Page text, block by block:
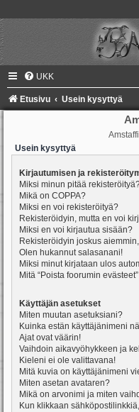
UKK
Etusivu Usein kysyttyä
Usein kysyttyä
Kirjautumisen ja
Miksi minun pitää
Mikä on COPPA?
Miksi en voi rekisteröityä?
Rekisteröidyin, mutta en voi
Miksi en voi kirjautua sisään?
Rekisteröidyin joskus
Olen hukannut salasanani!
Miksi minut kirjataan ulos
Mitä “Poista foorumin
Käyttäjän asetukset
Miten muutan asetuksiani?
Kuinka estän käyttäjänimeni
Ajat ovat väärin!
Vaihdoin aikavyöhykkeen ja
Kieleni ei ole valittavana!
Mitä kuvia on käyttäjänimeni
Miten asetan avataren?
Mikä on arvonimi ja miten
Kun klikkaan